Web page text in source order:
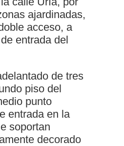
ajardinadas,
acceso, a
entrada del
de tres
piso del
punto
entrada en la
soportan
decorado